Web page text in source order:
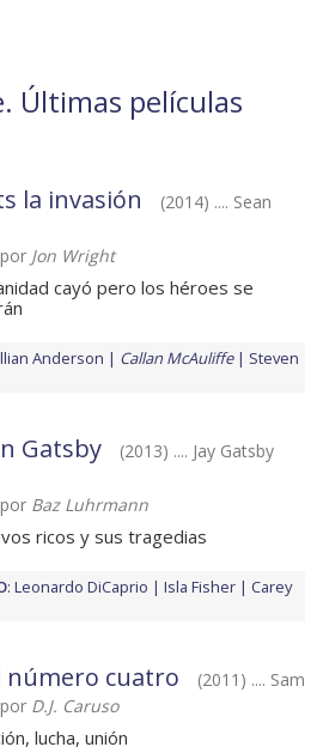
Últimas películas
la invasión
(2014) .... Sean
Jon Wright
cayó pero los héroes se
Anderson Callan McAuliffe
Steven
Gatsby
(2013) .... Jay Gatsby
Baz Luhrmann
ricos y sus tragedias
: Leonardo DiCaprio Isla Fisher
Carey
número cuatro
(2011) .... Sam
D.J. Caruso
lucha, unión